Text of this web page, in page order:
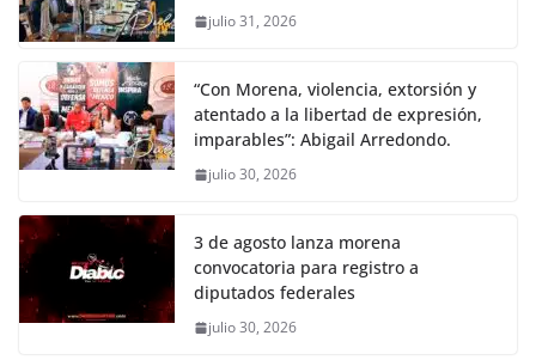
julio 31, 2026
“Con Morena, violencia, extorsión y
atentado a la libertad de expresión,
imparables”: Abigail Arredondo.
julio 30, 2026
3 de agosto lanza morena
convocatoria para registro a
diputados federales
julio 30, 2026